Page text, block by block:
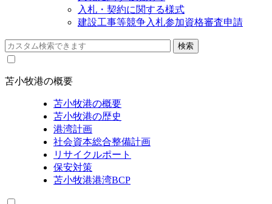
入札・契約に関する様式
建設工事等競争入札参加資格審査申請
苫小牧港の概要
苫小牧港の概要
苫小牧港の歴史
港湾計画
社会資本総合整備計画
リサイクルポート
保安対策
苫小牧港港湾BCP